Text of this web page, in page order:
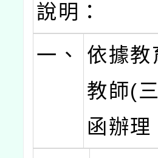
說明：
一、
依據
教師(
函辦理